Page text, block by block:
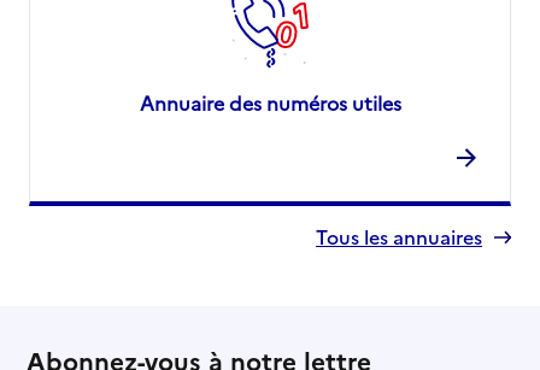
Annuaire des numéros utiles
Tous les annuaires
Abonnez-vous à notre lettre